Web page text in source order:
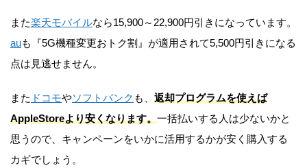
また楽天モバイルなら15,900～22,900円引きになっています。
auも『5G機種変更おトク割』が適用されて5,500円引きになる
点は見逃せません。
また ドコモやソフトバンク も、 返却プログラムを使えば
AppleStoreより安くなります。一括払いする人は少ないかと
思うので、キャンペーンをいかに活用するかが安く購入する
カギでしょう。